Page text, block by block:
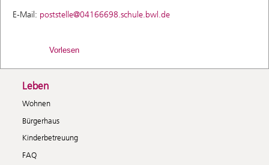
E-Mail: poststelle@04166698.schule.bwl.de
Vorlesen
Leben
Wohnen
Bürgerhaus
Kinderbetreuung
FAQ